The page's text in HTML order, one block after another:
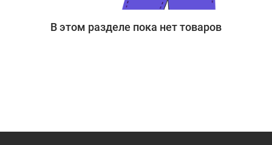
В этом разделе пока нет товаров